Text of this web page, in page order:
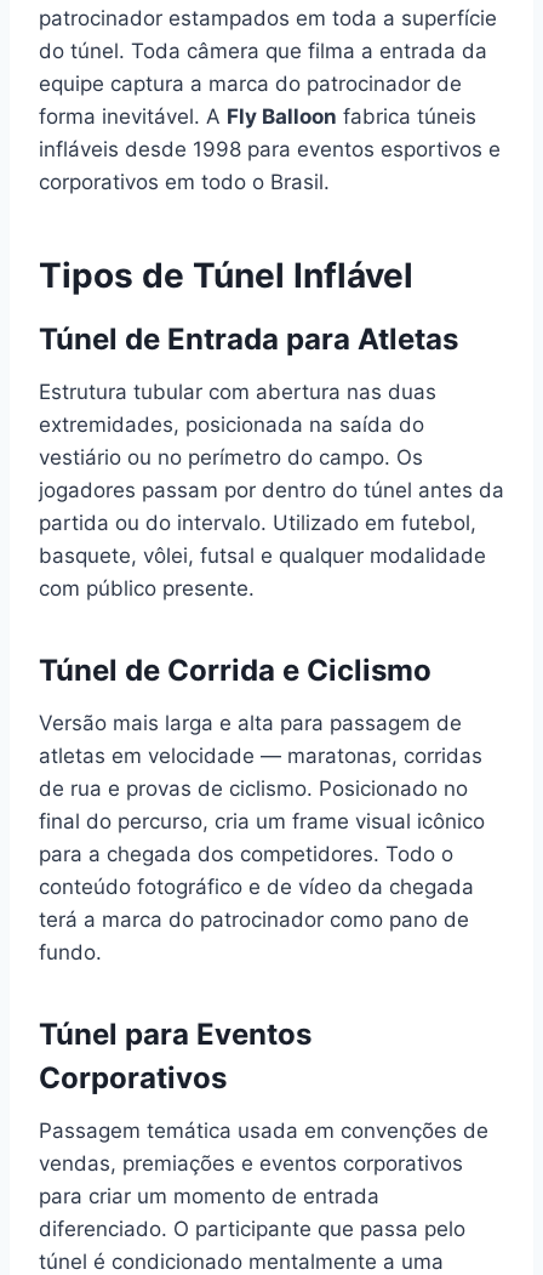
patrocinador estampados em toda a superfície
do túnel. Toda câmera que filma a entrada da
equipe captura a marca do patrocinador de
forma inevitável. A Fly Balloon fabrica túneis
infláveis desde 1998 para eventos esportivos e
corporativos em todo o Brasil.
Tipos de Túnel Inflável
Túnel de Entrada para Atletas
Estrutura tubular com abertura nas duas
extremidades, posicionada na saída do
vestiário ou no perímetro do campo. Os
jogadores passam por dentro do túnel antes da
partida ou do intervalo. Utilizado em futebol,
basquete, vôlei, futsal e qualquer modalidade
com público presente.
Túnel de Corrida e Ciclismo
Versão mais larga e alta para passagem de
atletas em velocidade — maratonas, corridas
de rua e provas de ciclismo. Posicionado no
final do percurso, cria um frame visual icônico
para a chegada dos competidores. Todo o
conteúdo fotográfico e de vídeo da chegada
terá a marca do patrocinador como pano de
fundo.
Túnel para Eventos
Corporativos
Passagem temática usada em convenções de
vendas, premiações e eventos corporativos
para criar um momento de entrada
diferenciado. O participante que passa pelo
túnel é condicionado mentalmente a uma